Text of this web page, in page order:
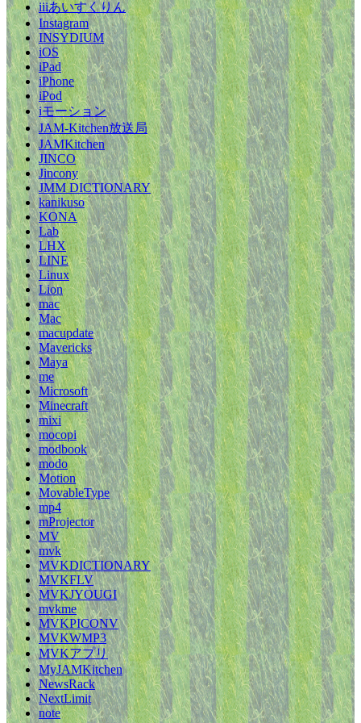
iiiあいすくりん
Instagram
INSYDIUM
iOS
iPad
iPhone
iPod
iモーション
JAM-Kitchen放送局
JAMKitchen
JINCO
Jincony
JMM DICTIONARY
kanikuso
KONA
Lab
LHX
LINE
Linux
Lion
mac
Mac
macupdate
Mavericks
Maya
me
Microsoft
Minecraft
mixi
mocopi
modbook
modo
Motion
MovableType
mp4
mProjector
MV
mvk
MVKDICTIONARY
MVKFLV
MVKJYOUGI
mvkme
MVKPICONV
MVKWMP3
MVKアプリ
MyJAMKitchen
NewsRack
NextLimit
note